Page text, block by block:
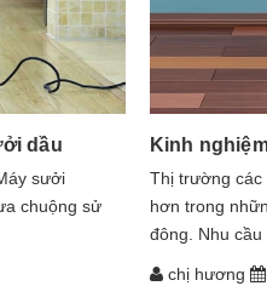
dầu
sưởi
chuộng sử
Kinh
Thị trường các
hơn trong
đông. Nhu cầu
chị hương